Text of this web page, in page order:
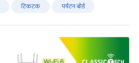
टिकटक पर्यटन बोर्ड